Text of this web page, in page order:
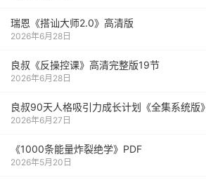
瑞恩《搭讪大师2.0》高清版
2026年6月28日
良叔《反操控课》高清完整版19节
2026年6月28日
良叔90天人格吸引力成长计划《全集系统版》
2026年6月27日
《1000‮能条‬‎量‮裂炸‬‎绝学》PDF
2026年5月20日